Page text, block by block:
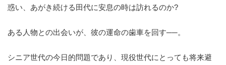
惑い、あがき続ける田代に安息の時は訪れるのか?
ある人物との出会いが、彼の運命の歯車を回す──。
シニア世代の今日的問題であり、現役世代にとっても将来避